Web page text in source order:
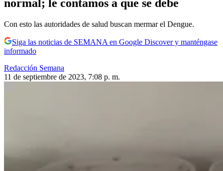
normal; le contamos a que se debe
Con esto las autoridades de salud buscan mermar el Dengue.
Siga las noticias de SEMANA en Google Discover y manténgase
informado
Redacción Semana
11 de septiembre de 2023, 7:08 p. m.